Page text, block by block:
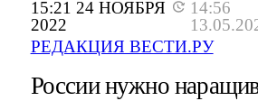
15:21 24 НОЯБРЯ
2022
14:56
РЕДАКЦИЯ ВЕСТИ.РУ
России нужно